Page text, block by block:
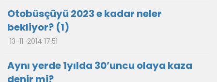
Otobüsçüyü 2023 e kadar neler
bekliyor? (1)
13-11-2014 17:51
Aynı yerde 1yılda 30’uncu olaya kaza
denir mi?